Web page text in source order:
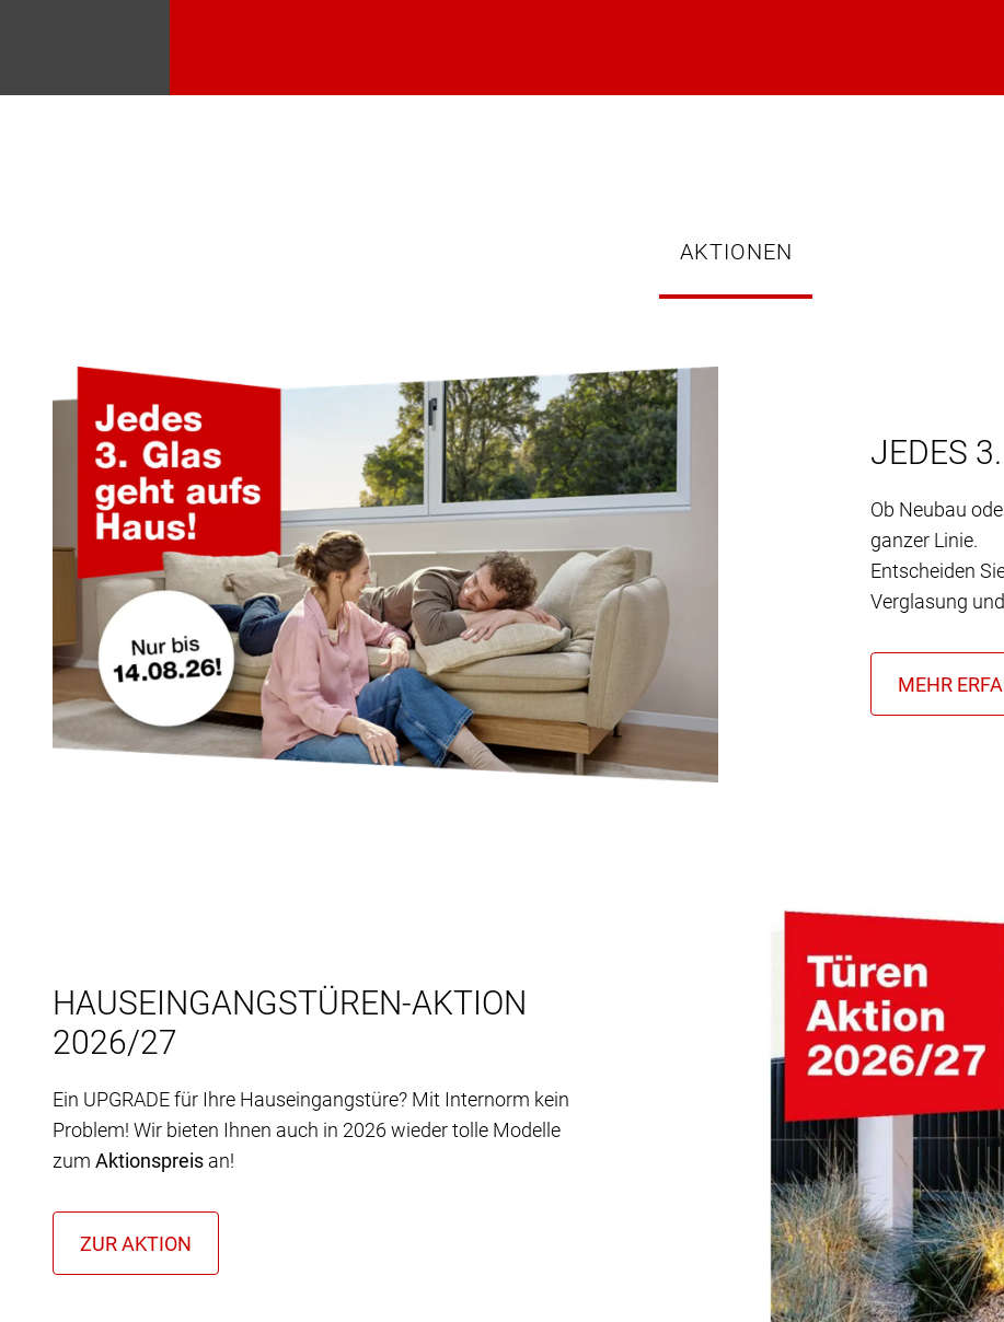
AKTIONEN
JEDES
Ob Neubau
ganzer Linie.
Entscheiden
Verglasung
HAUSEINGANGSTÜREN-AKTION
2026/27
Ein UPGRADE für Ihre Hauseingangstüre? Mit Internorm kein
Problem! Wir bieten Ihnen auch in 2026 wieder tolle Modelle
zum Aktionspreis an!